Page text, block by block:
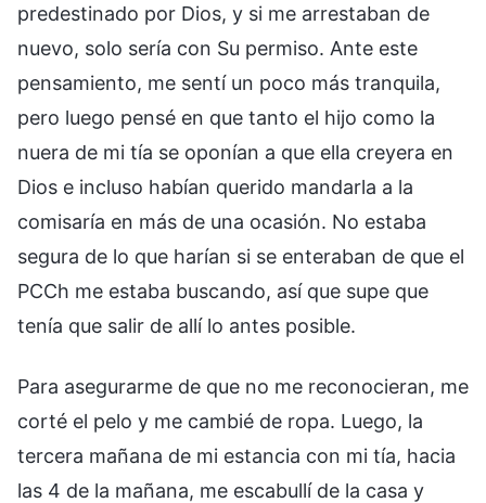
predestinado por Dios, y si me arrestaban de
nuevo, solo sería con Su permiso. Ante este
pensamiento, me sentí un poco más tranquila,
pero luego pensé en que tanto el hijo como la
nuera de mi tía se oponían a que ella creyera en
Dios e incluso habían querido mandarla a la
comisaría en más de una ocasión. No estaba
segura de lo que harían si se enteraban de que el
PCCh me estaba buscando, así que supe que
tenía que salir de allí lo antes posible.
Para asegurarme de que no me reconocieran, me
corté el pelo y me cambié de ropa. Luego, la
tercera mañana de mi estancia con mi tía, hacia
las 4 de la mañana, me escabullí de la casa y